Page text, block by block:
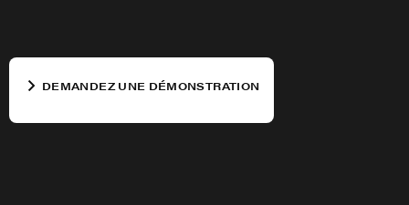
DEMANDEZ UNE DÉMONSTRATION